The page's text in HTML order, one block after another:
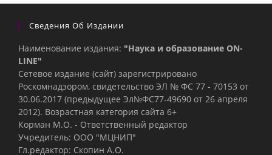
Сведения Об Издании
Наименование издания: "Наука и образование ON-
LINE"
Сетевое издание (сайт) зарегистрировано
Роскомнадзором, свидетельство ЭЛ № ФС 77 - 70153 от
30.06.2017 (предыдущее Эл№ФC77-49690 от 26 апреля
2012). Возрастная категория сайта 6+
Корман М.О. - Ответственный редактор
Учредитель: ООО "МЦНИП"
Гл.редактор: Скопин А.О.